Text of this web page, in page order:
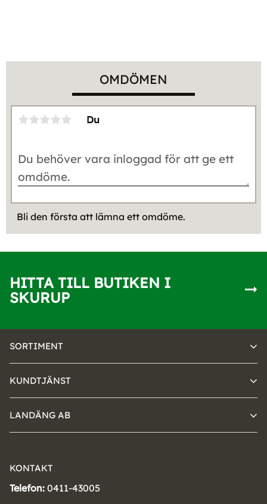
OMDÖMEN
Du
Bli den första att lämna ett omdöme.
HITTA TILL BUTIKEN I
SKURUP
SORTIMENT
KUNDTJÄNST
LANDÄNG AB
KONTAKT
Telefon: 0411-43005